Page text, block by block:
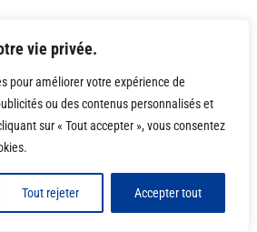
vie privée.
pour améliorer votre expérience de
ou des contenus personnalisés et
sur « Tout accepter », vous consentez
Tout rejeter Accepter tout